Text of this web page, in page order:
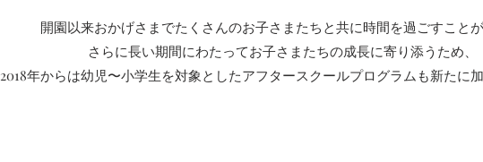
開園以来おかげさまでたくさんのお子さまたちと共に時間を過ごすことが
さらに長い期間にわたってお子さまたちの成長に寄り添うため、
2018年からは幼児〜小学生を対象としたアフタースクールプログラムも新たに加